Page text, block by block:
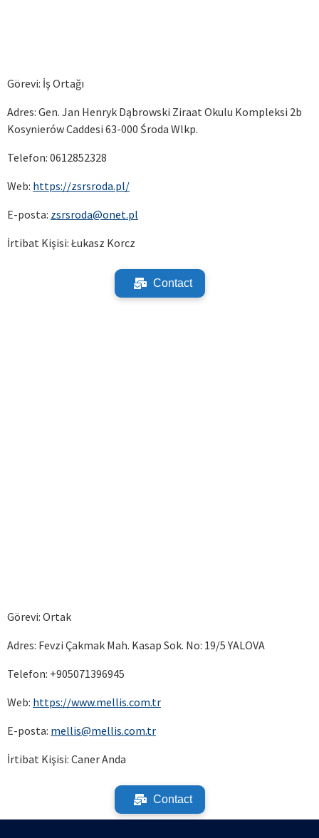
Görevi: İş Ortağı
Adres: Gen. Jan Henryk Dąbrowski Ziraat Okulu Kompleksi 2b
Kosynierów Caddesi 63-000 Środa Wlkp.
Telefon: 0612852328
Web: https://zsrsroda.pl/
E-posta: zsrsroda@onet.pl
İrtibat Kişisi: Łukasz Korcz
Contact
Görevi: Ortak
Adres: Fevzi Çakmak Mah. Kasap Sok. No: 19/5 YALOVA
Telefon: +905071396945
Web: https://www.mellis.com.tr
E-posta: mellis@mellis.com.tr
İrtibat Kişisi: Caner Anda
Contact